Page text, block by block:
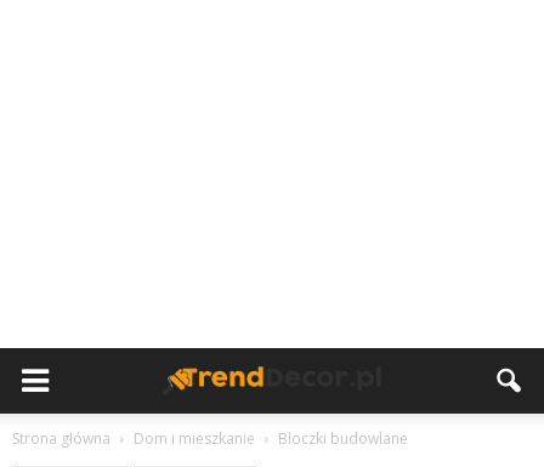
Strona główna Dom i mieszkanie Bloczki budowlane